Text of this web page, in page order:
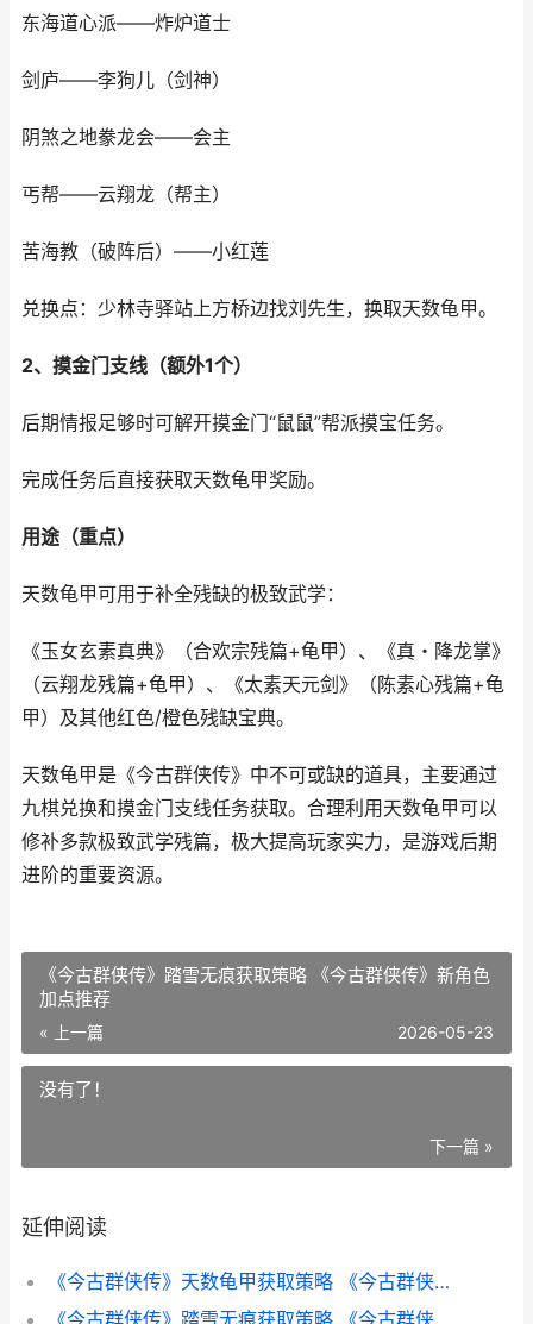
东海道心派——炸炉道士
剑庐——李狗儿（剑神）
阴煞之地豢龙会——会主
丐帮——云翔龙（帮主）
苦海教（破阵后）——小红莲
兑换点：少林寺驿站上方桥边找刘先生，换取天数龟甲。
2、摸金门支线（额外1个）
后期情报足够时可解开摸金门“鼠鼠”帮派摸宝任务。
完成任务后直接获取天数龟甲奖励。
用途（重点）
天数龟甲可用于补全残缺的极致武学：
《玉女玄素真典》（合欢宗残篇+龟甲）、《真・降龙掌》
（云翔龙残篇+龟甲）、《太素天元剑》（陈素心残篇+龟
甲）及其他红色/橙色残缺宝典。
天数龟甲是《今古群侠传》中不可或缺的道具，主要通过
九棋兑换和摸金门支线任务获取。合理利用天数龟甲可以
修补多款极致武学残篇，极大提高玩家实力，是游戏后期
进阶的重要资源。
《今古群侠传》踏雪无痕获取策略 《今古群侠传》新角色
加点推荐
« 上一篇 2026-05-23
没有了！
下一篇 »
延伸阅读
《今古群侠传》天数龟甲获取策略 《今古群侠传》 钱